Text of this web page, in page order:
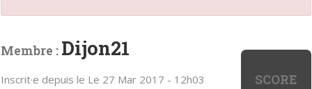
SCORE
Membre : Dijon21
Inscrit·e depuis le Le 27 Mar 2017 - 12h03